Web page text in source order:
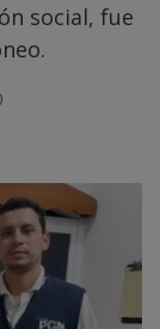
social, fue